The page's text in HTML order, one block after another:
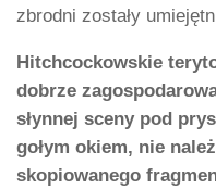
zbrodni zostały
Hitchcockowskie
dobrze
słynnej sceny pod
gołym okiem, nie
skopiowanego